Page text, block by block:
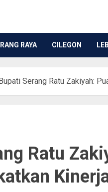
RAYA CILEGON
Bupati Serang Ratu Zakiyah:
Ratu